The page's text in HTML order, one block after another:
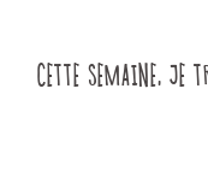
CETTE SEMAINE, JE